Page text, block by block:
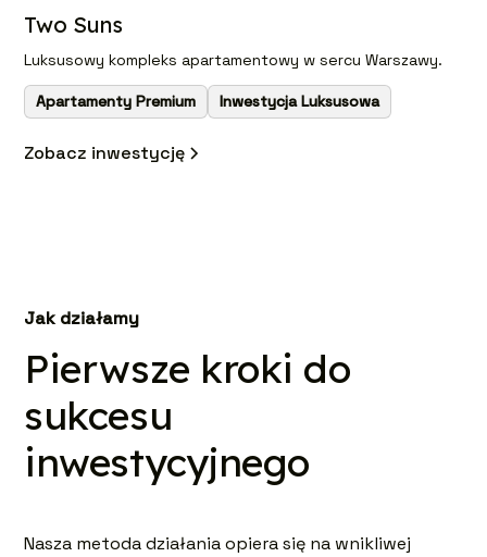
Two Suns
Luksusowy kompleks apartamentowy w sercu Warszawy.
Apartamenty Premium Inwestycja Luksusowa
Zobacz inwestycję
Jak działamy
Pierwsze kroki do
sukcesu
inwestycyjnego
Nasza metoda działania opiera się na wnikliwej